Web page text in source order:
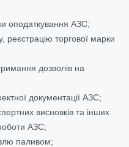
оподаткування АЗС;
реєстрацію торгової марки
дозволів на
документації АЗС;
висновків та інших
АЗС;
паливом;